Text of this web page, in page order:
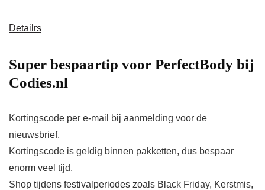
Detailrs
Super bespaartip voor PerfectBody bij
Codies.nl
Kortingscode per e-mail bij aanmelding voor de
nieuwsbrief.
Kortingscode is geldig binnen pakketten, dus bespaar
enorm veel tijd.
Shop tijdens festivalperiodes zoals Black Friday, Kerstmis,